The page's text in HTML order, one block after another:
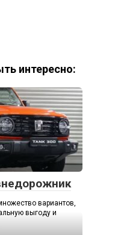
интересно:
вариантов,
выгоду и